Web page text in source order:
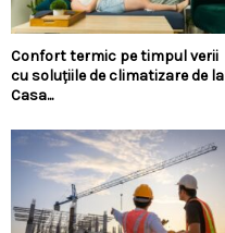
Confort termic pe timpul verii
cu soluțiile de climatizare de la
Casa...